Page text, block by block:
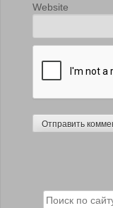
Website
Search for: